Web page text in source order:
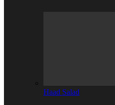
Haad Salad